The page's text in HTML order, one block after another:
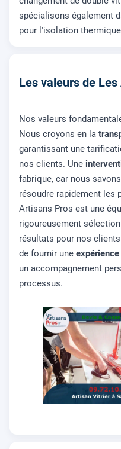
spécialisons également
pour l'isolation
Les valeurs de
Nos valeurs
Nous croyons en la
garantissant une
nos clients. Une
fabrique, car nous
résoudre rapidement les
Artisans Pros est une
rigoureusement
résultats pour nos
de fournir une
un accompagnement
processus.